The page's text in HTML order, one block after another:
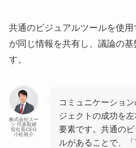
共通のビジュアルツールを使
が同じ情報を共有し、議論の基
す。
株式会社スー
ツ 代表取締
役社長CEO
小松裕介
コミュニケーショ
ジェクトの成功を
要素です。共通の
ルがあることで、